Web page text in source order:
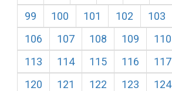
99
100 101 102 103
106
107 108 109 110
113
114 115 116 117
120
121 122 123 124